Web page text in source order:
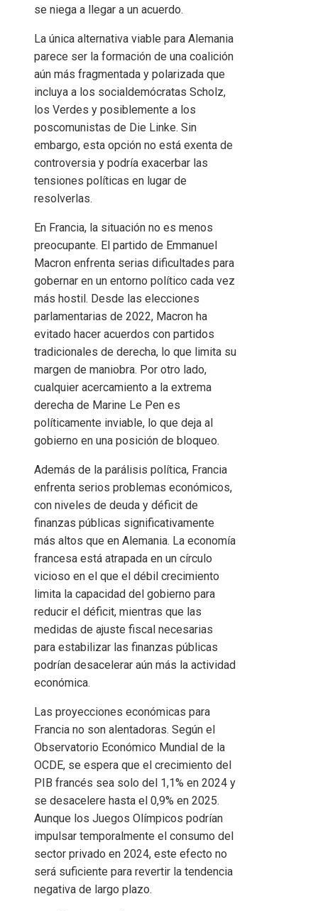
se niega a llegar a un acuerdo.
La única alternativa viable para Alemania
parece ser la formación de una coalición
aún más fragmentada y polarizada que
incluya a los socialdemócratas Scholz,
los Verdes y posiblemente a los
poscomunistas de Die Linke. Sin
embargo, esta opción no está exenta de
controversia y podría exacerbar las
tensiones políticas en lugar de
resolverlas.
En Francia, la situación no es menos
preocupante. El partido de Emmanuel
Macron enfrenta serias dificultades para
gobernar en un entorno político cada vez
más hostil. Desde las elecciones
parlamentarias de 2022, Macron ha
evitado hacer acuerdos con partidos
tradicionales de derecha, lo que limita su
margen de maniobra. Por otro lado,
cualquier acercamiento a la extrema
derecha de Marine Le Pen es
políticamente inviable, lo que deja al
gobierno en una posición de bloqueo.
Además de la parálisis política, Francia
enfrenta serios problemas económicos,
con niveles de deuda y déficit de
finanzas públicas significativamente
más altos que en Alemania. La economía
francesa está atrapada en un círculo
vicioso en el que el débil crecimiento
limita la capacidad del gobierno para
reducir el déficit, mientras que las
medidas de ajuste fiscal necesarias
para estabilizar las finanzas públicas
podrían desacelerar aún más la actividad
económica.
Las proyecciones económicas para
Francia no son alentadoras. Según el
Observatorio Económico Mundial de la
OCDE, se espera que el crecimiento del
PIB francés sea solo del 1,1% en 2024 y
se desacelere hasta el 0,9% en 2025.
Aunque los Juegos Olímpicos podrían
impulsar temporalmente el consumo del
sector privado en 2024, este efecto no
será suficiente para revertir la tendencia
negativa de largo plazo.